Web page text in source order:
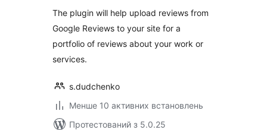
The plugin will help upload reviews from
Google Reviews to your site for a
portfolio of reviews about your work or
services.
s.dudchenko
Менше 10 активних встановлень
Протестований з 5.0.25